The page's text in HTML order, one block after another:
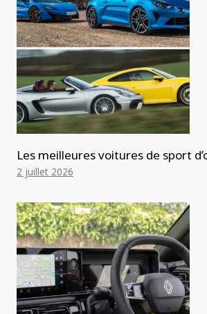
Les meilleures voitures de sport
2 juillet 2026